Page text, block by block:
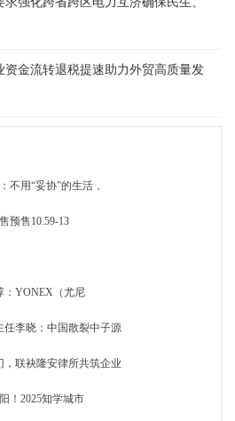
资金流转退税提速助力外贸高质量发
不用“妥协”的生活，
预售10.59-13
：YONEX（尤尼
李晓：中国散裂中子源
联袂隆安律所共筑企业
！2025知学城市